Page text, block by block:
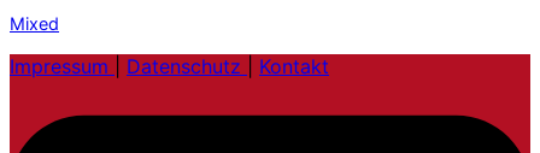
Mixed
Impressum Datenschutz Kontakt